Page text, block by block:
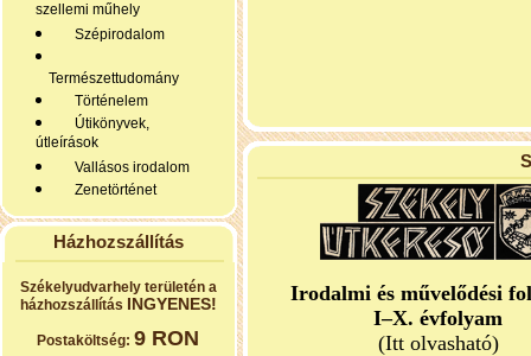
szellemi műhely
Szépirodalom
Természettudomány
Történelem
Útikönyvek,
útleírások
Vallásos irodalom
Zenetörténet
Házhozszállítás
Székelyudvarhely területén a
házhozszállítás INGYENES!
Postaköltség:9 RON
Irodalmi és művelődési
I–X. évfolyam
(Itt olvasható)